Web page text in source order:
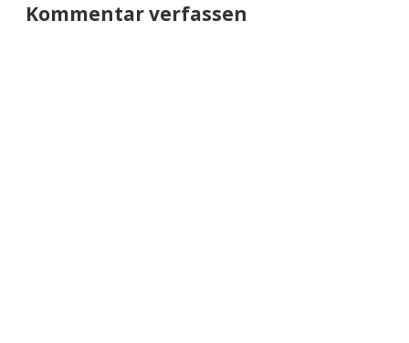
Kommentar verfassen